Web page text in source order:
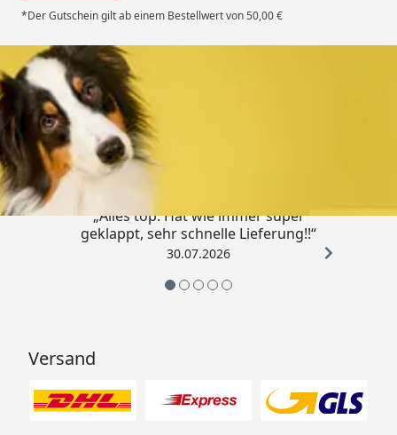
*Der Gutschein gilt ab einem Bestellwert von 50,00 €
Trusted Shops
„Alles top. Hat wie immer super
geklappt, sehr schnelle Lieferung!!“
30.07.2026
Versand